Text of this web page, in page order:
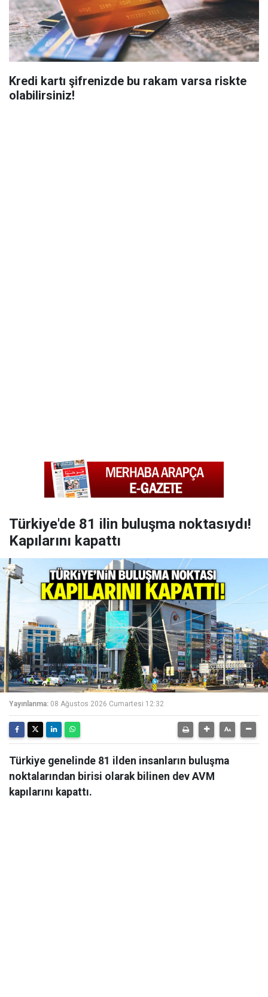
Kredi kartı şifrenizde bu rakam varsa riskte
olabilirsiniz!
Türkiye'de 81 ilin buluşma noktasıydı!
Kapılarını kapattı
Yayınlanma: 08 Ağustos 2026 Cumartesi 12:32
Türkiye genelinde 81 ilden insanların buluşma
noktalarından birisi olarak bilinen dev AVM
kapılarını kapattı.